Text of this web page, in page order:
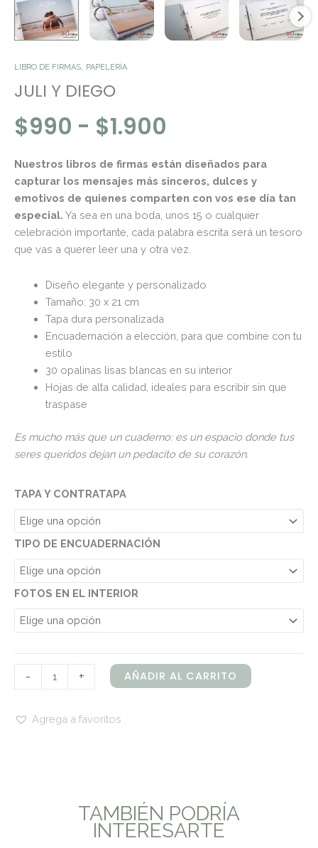
LIBRO DE FIRMAS PAPELERÍA
JULI Y DIEGO
$990 - $1.900
Nuestros libros de firmas están diseñados para
capturar los mensajes más sinceros, dulces y
emotivos de quienes comparten con vos ese día tan
especial. Ya sea en una boda, unos 15 o cualquier
celebración importante, cada palabra escrita será un tesoro
que vas a querer leer una y otra vez.
Diseño elegante y personalizado
Tamaño: 30 x 21 cm
Tapa dura personalizada
Encuadernación a elección, para que combine con tu
estilo
30 opalinas lisas blancas en su interior
Hojas de alta calidad, ideales para escribir sin que
traspase
Es mucho más que un cuaderno: es un espacio donde tus
seres queridos dejan un pedacito de su corazón.
TAPA Y CONTRATAPA
TIPO DE ENCUADERNACIÓN
FOTOS EN EL INTERIOR
- + AÑADIR AL CARRITO
Agrega a favoritos
TAMBIÉN PODRÍA
INTERESARTE